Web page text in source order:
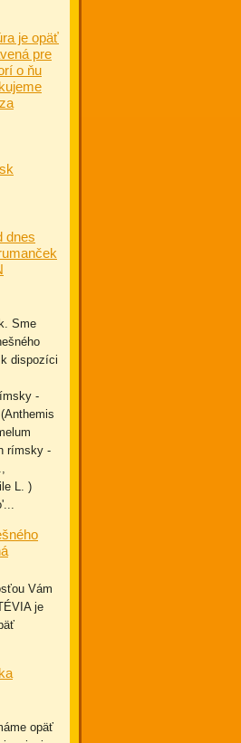
je opäť
pre
o ňu
dnes
Sme
dispozíci
-
rímsky -
L. )
Vám
je
opäť